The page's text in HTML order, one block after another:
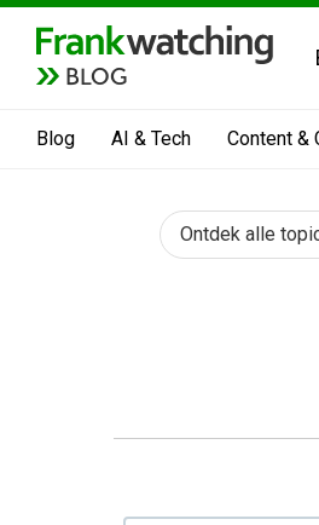
BLOG
Blog AI & Tech Content &
Ontdek alle